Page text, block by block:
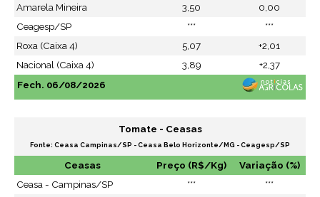
Amarela Mineira
3,50
0,00
Ceagesp/SP
***
***
Roxa (Caixa 4)
5,07
+2,01
Nacional (Caixa 4)
3,89
+2,37
Fech. 06/08/2026
Tomate - Ceasas
Fonte: Ceasa Campinas/SP - Ceasa Belo Horizonte/MG - Ceagesp/SP
Ceasas Preço (R$/Kg)
Variação (%)
Ceasa - Campinas/SP
***
***